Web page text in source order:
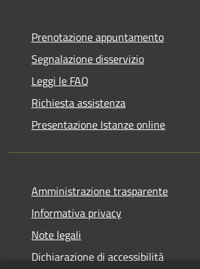
Prenotazione appuntamento
Segnalazione disservizio
Leggi le FAQ
Richiesta assistenza
Presentazione Istanze online
Amministrazione trasparente
Informativa privacy
Note legali
Dichiarazione di accessibilità